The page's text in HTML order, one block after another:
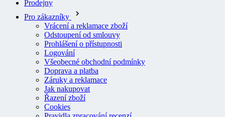
Vrácení a reklamace zboží
Odstoupení od smlouvy
Prohlášení o přístupnosti
Logování
Všeobecné obchodní podmínky
Doprava a platba
Záruky a reklamace
Jak nakupovat
Řazení zboží
Cookies
Pravidla zpracování recenzí
Ochrana osobních údajů